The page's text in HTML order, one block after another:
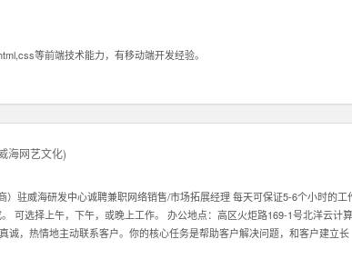
等前端技术能力，有移动端开发经验。
海网艺文化)
驻威海研发中心诚聘兼职网络销售/市场拓展经理 每天可保证5-6个小时的工
可选择上午，下午，或晚上工作。 办公地点：高区火炬路169-1号北洋云计
，热情地主动联系客户。你的核心任务是帮助客户解决问题，和客户建立长
对你的信任。 2: 我们需要能和客户建立长期关系的员工，因此我们希望你也